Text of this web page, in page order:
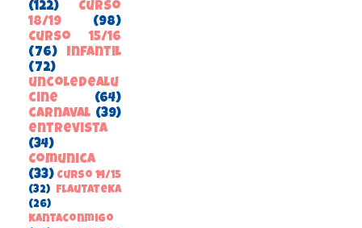
(122)
Curso
18/19
(98)
Curso 15/16
(76)
Infantil
(72)
uncoledealu
cine
(64)
carnaval (39)
entrevista
(34)
ComunicA
(33) Curso 14/15
(32)
FlautateKa
(26)
kantaconmigo